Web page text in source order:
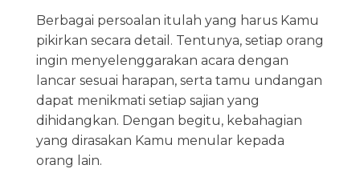
Berbagai persoalan itulah yang harus Kamu
pikirkan secara detail. Tentunya, setiap orang
ingin menyelenggarakan acara dengan
lancar sesuai harapan, serta tamu undangan
dapat menikmati setiap sajian yang
dihidangkan. Dengan begitu, kebahagian
yang dirasakan Kamu menular kepada
orang lain.